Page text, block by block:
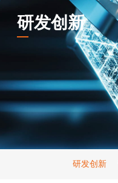
研发创新
研发创新